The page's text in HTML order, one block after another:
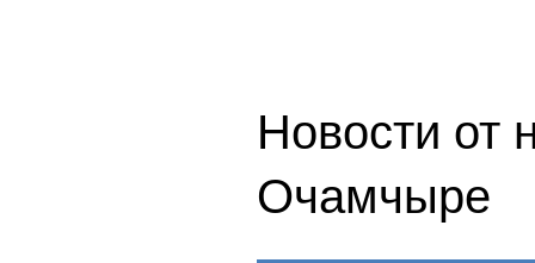
Новости от
Очамчыре